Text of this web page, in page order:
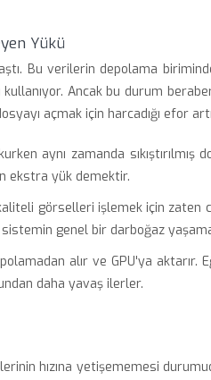
Yükü
Bu verilerin depolama
Ancak bu durum
açmak için harcadığı efor
aynı zamanda sıkıştırılmış
ekstra yük demektir.
görselleri işlemek için zaten
genel bir darboğaz
alır ve GPU'ya aktarır.
daha yavaş ilerler.
hızına yetişememesi